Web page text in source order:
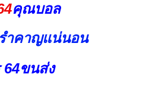
คุณบอล
ำคาญแน่นอน
ขนส่ง